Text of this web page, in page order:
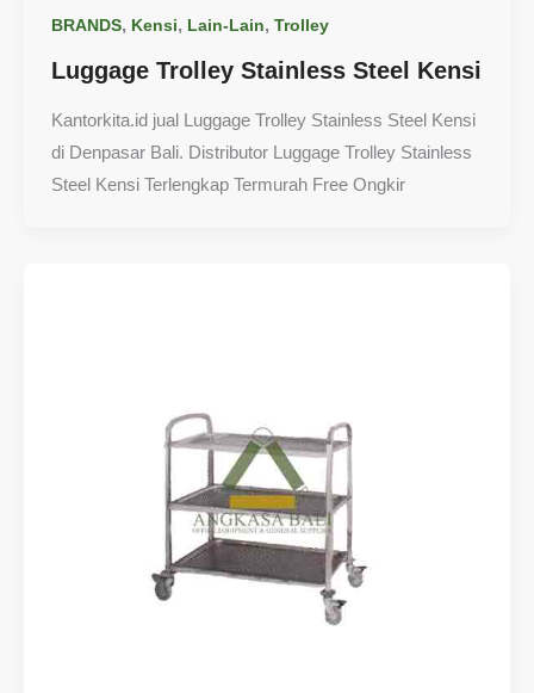
BRANDS, Kensi, Lain-Lain, Trolley
Luggage Trolley Stainless Steel Kensi
Kantorkita.id jual Luggage Trolley Stainless Steel Kensi
di Denpasar Bali. Distributor Luggage Trolley Stainless
Steel Kensi Terlengkap Termurah Free Ongkir